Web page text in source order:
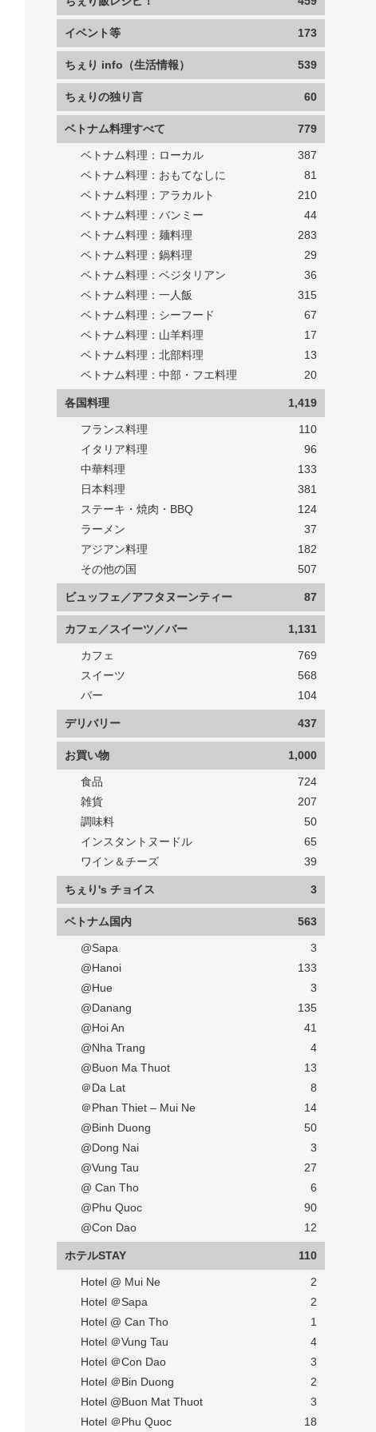
イベント等 173
ちぇり info（生活情報） 539
ちぇりの独り言 60
ベトナム料理すべて 779
ベトナム料理：ローカル
387
ベトナム料理：おもてなしに
81
ベトナム料理：アラカルト
210
ベトナム料理：バンミー
44
ベトナム料理：麺料理
283
ベトナム料理：鍋料理
29
ベトナム料理：ベジタリアン
36
ベトナム料理：一人飯
315
ベトナム料理：シーフード
67
ベトナム料理：山羊料理
17
ベトナム料理：北部料理
13
ベトナム料理：中部・フエ料理
20
各国料理 1,419
フランス料理
110
イタリア料理
96
中華料理
133
日本料理
381
ステーキ・焼肉・BBQ
124
ラーメン
37
アジアン料理
182
その他の国
507
ビュッフェ／アフタヌーンティー 87
カフェ／スイーツ／バー 1,131
カフェ
769
スイーツ
568
バー
104
デリバリー 437
お買い物 1,000
食品
724
雑貨
207
調味料
50
インスタントヌードル
65
ワイン＆チーズ
39
ちぇり's チョイス 3
ベトナム国内 563
@Sapa
3
@Hanoi
133
@Hue
3
@Danang
135
@Hoi An
41
@Nha Trang
4
@Buon Ma Thuot
13
＠Da Lat
8
＠Phan Thiet – Mui Ne
14
@Binh Duong
50
@Dong Nai
3
@Vung Tau
27
@ Can Tho
6
@Phu Quoc
90
@Con Dao
12
ホテルSTAY 110
Hotel @ Mui Ne
2
Hotel ＠Sapa
2
Hotel @ Can Tho
1
Hotel ＠Vung Tau
4
Hotel ＠Con Dao
3
Hotel ＠Bin Duong
2
Hotel @Buon Mat Thuot
3
Hotel ＠Phu Quoc
18